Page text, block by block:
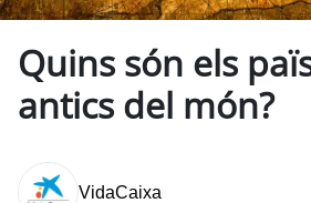
Quins són els
antics del món?
VidaCaixa